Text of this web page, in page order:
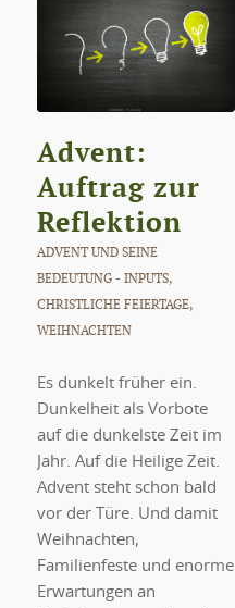
Advent:
Auftrag zur
Reflektion
ADVENT UND SEINE
BEDEUTUNG - INPUTS,
CHRISTLICHE FEIERTAGE,
WEIHNACHTEN
Es dunkelt früher ein.
Dunkelheit als Vorbote
auf die dunkelste Zeit im
Jahr. Auf die Heilige Zeit.
Advent steht schon bald
vor der Türe. Und damit
Weihnachten,
Familienfeste und enorme
Erwartungen an